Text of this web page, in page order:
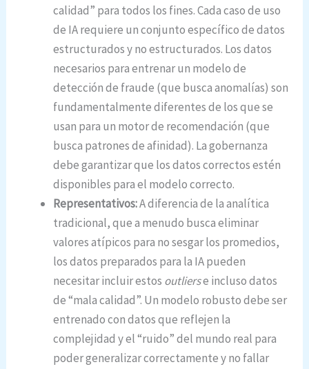
calidad” para todos los fines. Cada caso de uso
de IA requiere un conjunto específico de datos
estructurados y no estructurados. Los datos
necesarios para entrenar un modelo de
detección de fraude (que busca anomalías) son
fundamentalmente diferentes de los que se
usan para un motor de recomendación (que
busca patrones de afinidad). La gobernanza
debe garantizar que los datos correctos estén
disponibles para el modelo correcto.
Representativos:A diferencia de la analítica
tradicional, que a menudo busca eliminar
valores atípicos para no sesgar los promedios,
los datos preparados para la IA pueden
necesitar incluir estos outlierse incluso datos
de “mala calidad”. Un modelo robusto debe ser
entrenado con datos que reflejen la
complejidad y el “ruido” del mundo real para
poder generalizar correctamente y no fallar